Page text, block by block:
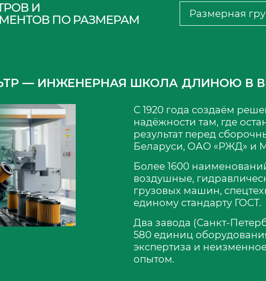
И
ПО РАЗМЕРАМ
— ИНЖЕНЕРНАЯ ШКОЛА ДЛИНОЮ В
С 1920 года создаём
надёжности там, где
результат перед
Беларуси, ОАО «РЖД» и
Более 1600
воздушные,
грузовых машин,
единому стандарту ГОСТ.
Два завода (Санкт-
580 единиц
экспертиза и
опытом.